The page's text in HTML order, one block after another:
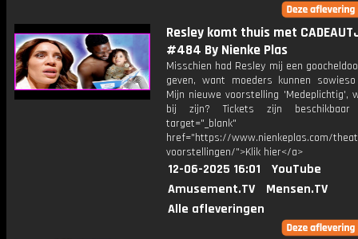
Resley komt thuis met
#484 By Nienke Plas
Misschien had Resley mij een
geven, want moeders kunnen
Mijn nieuwe voorstelling 'Medeplichtig',
bij zijn? Tickets zijn
target="_blank"
href="https://www.nienkeplas.com/
voorstellingen/">Klik hier</a>
12-06-2025 16:01
YouTube
Amusement.TV
Mensen.TV
Alle afleveringen